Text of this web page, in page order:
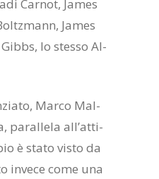
Car­not, Ja­mes
Ja­mes
lo stes­so Al­
Mar­co Mal­
pa­ral­le­la al­l’at­ti­
è sta­to vi­sto da
in­ve­ce come una